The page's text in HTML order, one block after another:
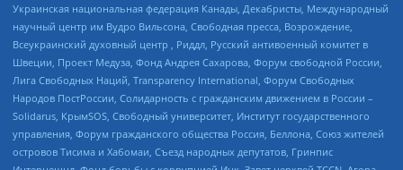
Украинская национальная федерация Канады, Декабристы, Международный
научный центр им Вудро Вильсона, Свободная пресса, Возрождение,
Всеукраинский духовный центр , Риддл, Русский антивоенный комитет в
Швеции, Проект Медуза, Фонд Андрея Сахарова, Форум свободной России,
Лига Свободных Наций, Transparеncy International, Форум Свободных
Народов ПостРоссии, Солидарность с гражданским движением в России –
Solidarus, КрымSOS, Свободный университет, Институт государственного
управления, Форум гражданского общества Россия, Беллона, Союз жителей
островов Тисима и Хабомаи, Съезд народных депутатов, Гринпис